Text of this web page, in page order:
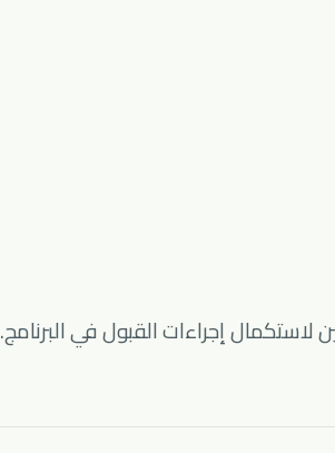
إجراءات القبول في البرنامج.